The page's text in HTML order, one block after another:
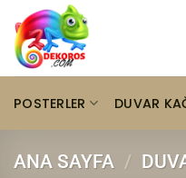
İçeriğe
atla
POSTERLER DUVAR
ANA SAYFA /